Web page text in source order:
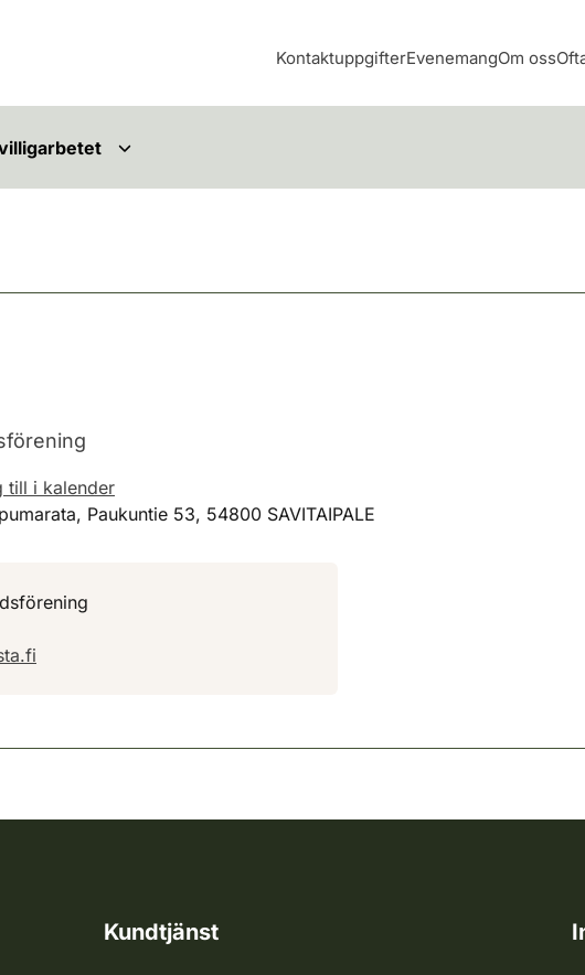
KontaktuppgifterEvenemangOm oss
till i kalender
Paukuntie 53, 54800 SAVITAIPALE
Kundtjänst